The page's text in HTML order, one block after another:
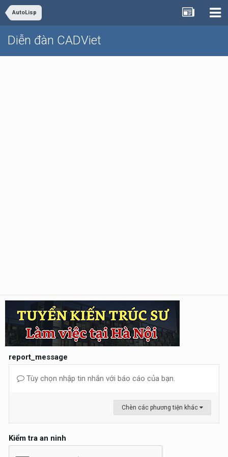
AutoLisp
Diễn đàn CADViet
report_message
Tùy chọn nhập tin nhắn với báo cáo của bạn.
Chèn các phương tiện khác
Kiểm tra an ninh